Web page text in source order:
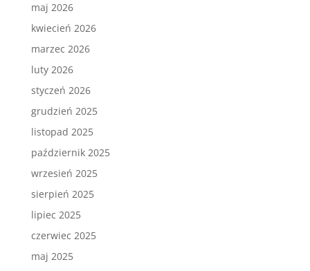
maj 2026
kwiecień 2026
marzec 2026
luty 2026
styczeń 2026
grudzień 2025
listopad 2025
październik 2025
wrzesień 2025
sierpień 2025
lipiec 2025
czerwiec 2025
maj 2025